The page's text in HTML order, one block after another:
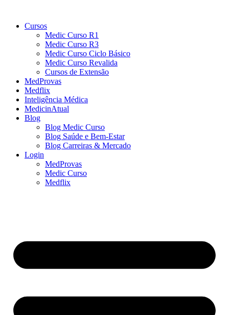
Cursos
Medic Curso R1
Medic Curso R3
Medic Curso Ciclo Básico
Medic Curso Revalida
Cursos de Extensão
MedProvas
Medflix
Inteligência Médica
MedicinAtual
Blog
Blog Medic Curso
Blog Saúde e Bem-Estar
Blog Carreiras & Mercado
Login
MedProvas
Medic Curso
Medflix